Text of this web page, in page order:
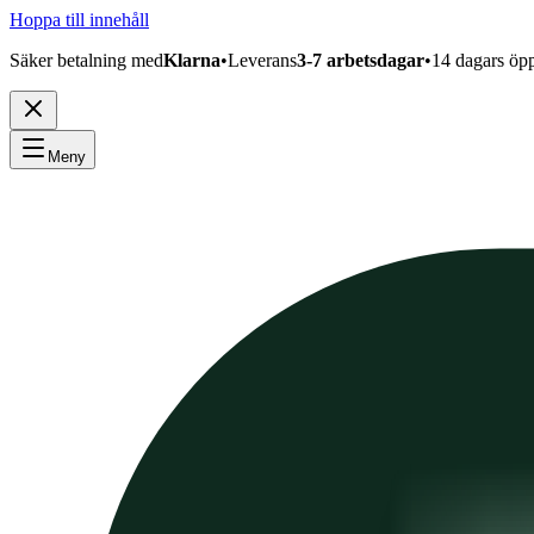
Hoppa till innehåll
Säker betalning medKlarna•Leverans3-7 arbetsdagar•14 dagars
Meny